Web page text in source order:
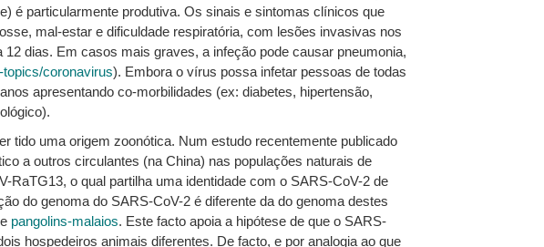
é particularmente produtiva. Os sinais e sintomas clínicos que
mal-estar e dificuldade respiratória, com lesões invasivas nos
dias. Em casos mais graves, a infeção pode causar pneumonia,
topics/coronavirus). Embora o vírus possa infetar pessoas de todas
apresentando co-morbilidades (ex: diabetes, hipertensão,
tido uma origem zoonótica. Num estudo recentemente publicado
a outros circulantes (na China) nas populações naturais de
RaTG13, o qual partilha uma identidade com o SARS-CoV-2 de
do genoma do SARS-CoV-2 é diferente da do genoma destes
pangolins-malaios. Este facto apoia a hipótese de que o SARS-
hospedeiros animais diferentes. De facto, e por analogia ao que